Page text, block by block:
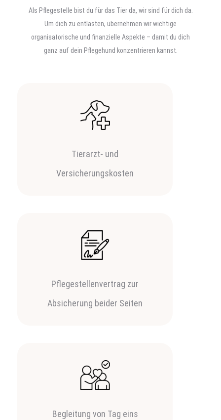
Als Pflegestelle bist du für das Tier da, wir sind für dich da.
Um dich zu entlasten, übernehmen wir wichtige
organisatorische und finanzielle Aspekte – damit du dich
ganz auf dein Pflegehund konzentrieren kannst.
Tierarzt- und
Versicherungskosten
Pflegestellenvertrag zur
Absicherung beider Seiten
Begleitung von Tag eins